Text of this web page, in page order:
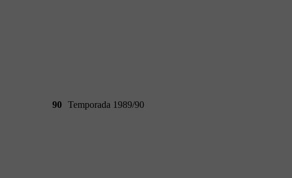
90 Temporada 1989/90